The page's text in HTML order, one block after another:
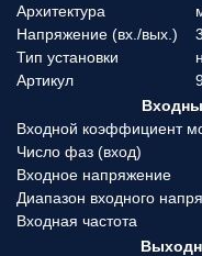
Архитектура
Напряжение (вx./вых.)
Тип установки
Артикул
Входной коэффициент
Число фаз (вход)
Входное напряжение
Диапазон входного
Входная частота